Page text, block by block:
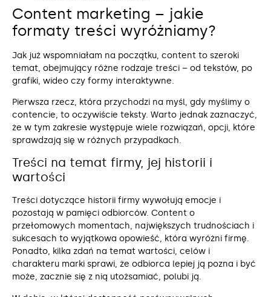
Content marketing – jakie
formaty treści wyróżniamy?
Jak już wspomniałam na początku, content to szeroki
temat, obejmujący różne rodzaje treści – od tekstów, po
grafiki, wideo czy formy interaktywne.
Pierwsza rzecz, która przychodzi na myśl, gdy myślimy o
contencie, to oczywiście teksty. Warto jednak zaznaczyć,
że w tym zakresie występuje wiele rozwiązań, opcji, które
sprawdzają się w różnych przypadkach.
Treści na temat firmy, jej historii i
wartości
Treści dotyczące historii firmy wywołują emocje i
pozostają w pamięci odbiorców. Content o
przełomowych momentach, największych trudnościach i
sukcesach to wyjątkowa opowieść, która wyróżni firmę.
Ponadto, kilka zdań na temat wartości, celów i
charakteru marki sprawi, że odbiorca lepiej ją pozna i być
może, zacznie się z nią utożsamiać, polubi ją.